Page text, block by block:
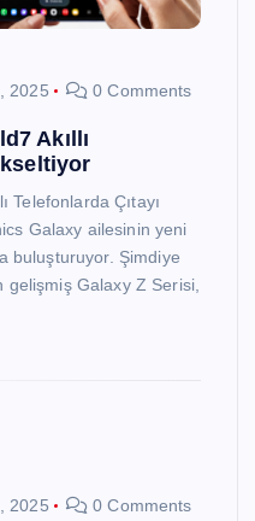
2025 0 Comments
Akıllı
Telefonlarda Çıtayı
Galaxy ailesinin yeni
buluşturuyor. Şimdiye
Galaxy Z Serisi,
2025 0 Comments